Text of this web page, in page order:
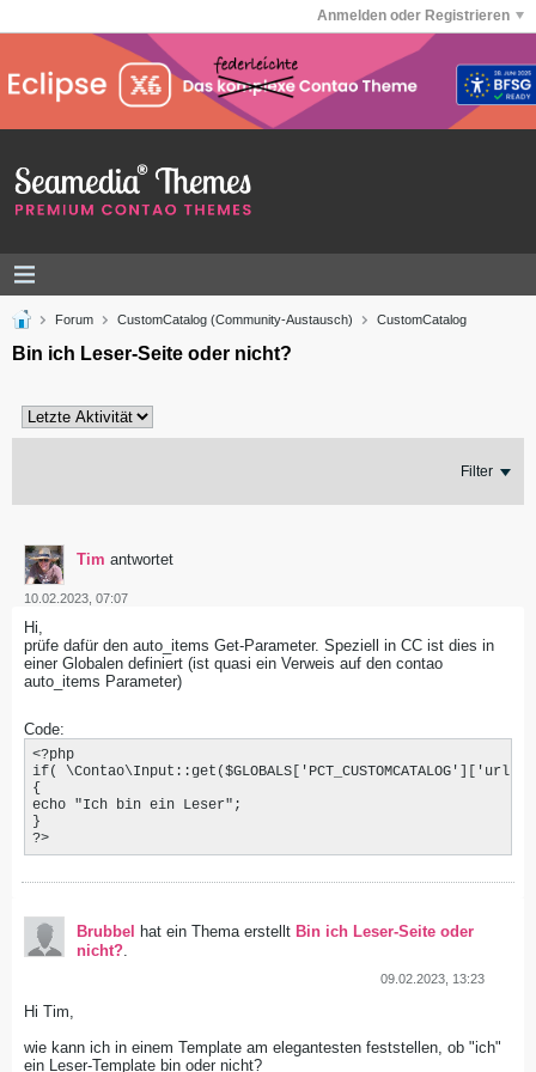
Anmelden oder Registrieren
Forum CustomCatalog (Community-Austausch) CustomCatalog
Bin ich Leser-Seite oder nicht?
Filter
Tim antwortet
10.02.2023, 07:07
Hi,
prüfe dafür den auto_items Get-Parameter. Speziell in CC ist dies in
einer Globalen definiert (ist quasi ein Verweis auf den contao
auto_items Parameter)
Code:
<?php
if(
{
echo "Ich bin ein Leser";
}
?>
Brubbel hat ein Thema erstellt Bin ich Leser-Seite oder
nicht?
09.02.2023, 13:23
Hi Tim,
wie kann ich in einem Template am elegantesten feststellen, ob "ich"
ein Leser-Template bin oder nicht?